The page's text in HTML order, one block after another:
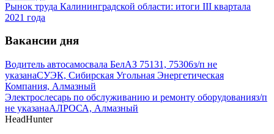
Рынок труда Калининградской области: итоги III квартала
2021 года
Вакансии дня
Водитель автосамосвала БелАЗ 75131, 75306з/п не
указанаСУЭК, Сибирская Угольная Энергетическая
Компания, Алмазный
Электрослесарь по обслуживанию и ремонту оборудованияз/п
не указанаАЛРОСА, Алмазный
HeadHunter